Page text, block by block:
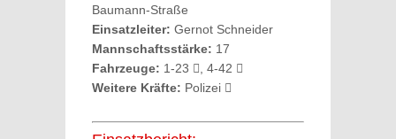
Baumann-Straße
Einsatzleiter: Gernot Schneider
Mannschaftsstärke: 17
Fahrzeuge: 1-23
, 4-42
Weitere Kräfte: Polizei